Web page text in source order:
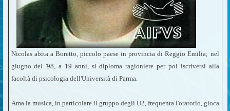
Nicolas abita a Boretto, piccolo paese in provincia di Reggio Emilia; nel
giugno del '98, a 19 anni, si diploma ragioniere per poi iscriversi alla
facoltà di psicologia dell'Università di Parma.
Ama la musica, in particolare il gruppo degli U2, frequenta l'oratorio, gioca